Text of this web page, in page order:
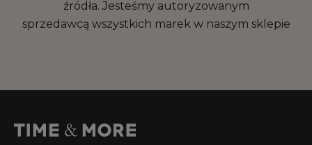
źródła. Jesteśmy autoryzowanym
sprzedawcą wszystkich marek w naszym sklepie